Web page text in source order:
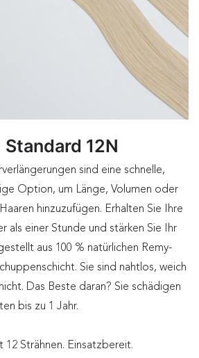
12N
sind eine schnelle,
Option, um Länge, Volumen oder
hinzuzufügen. Erhalten Sie Ihre
als einer Stunde und stärken Sie Ihr
aus 100 % natürlichen Remy-
Sie sind nahtlos, weich
Das Beste daran? Sie schädigen
bis zu 1 Jahr.
Strähnen. Einsatzbereit.